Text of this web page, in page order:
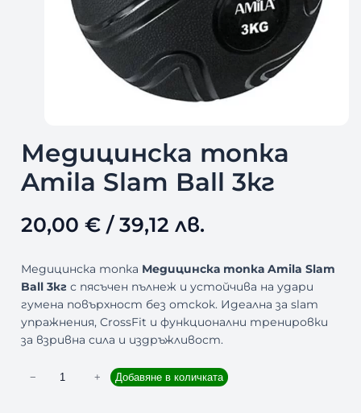
Медицинска топка
Amila Slam Ball 3кг
20,00 €/ 39,12 лв.
Медицинска топка Медицинска топка Amila Slam
Ball 3кг с пясъчен пълнеж и устойчива на удари
гумена повърхност без отскок. Идеална за slam
упражнения, CrossFit и функционални тренировки
за взривна сила и издръжливост.
− + Добавяне в количката